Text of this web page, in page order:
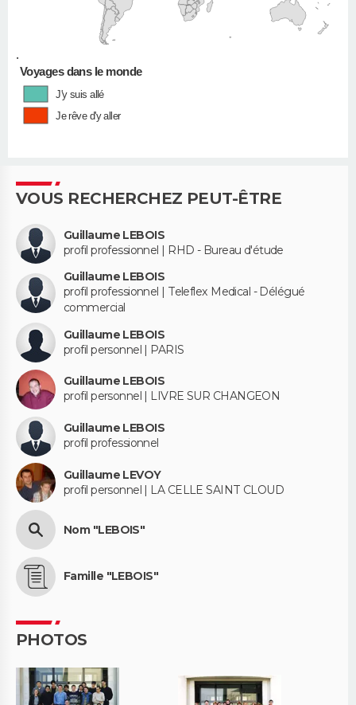
•
Voyages dans le monde
J'y suis allé
Je rêve d'y aller
VOUS RECHERCHEZ PEUT-ÊTRE
Guillaume LEBOIS
profil professionnel | RHD - Bureau d'étude
Guillaume LEBOIS
profil professionnel | Teleflex Medical - Délégué
commercial
Guillaume LEBOIS
profil personnel | PARIS
Guillaume LEBOIS
profil personnel | LIVRE SUR CHANGEON
Guillaume LEBOIS
profil professionnel
Guillaume LEVOY
profil personnel | LA CELLE SAINT CLOUD
Nom "LEBOIS"
Famille "LEBOIS"
PHOTOS